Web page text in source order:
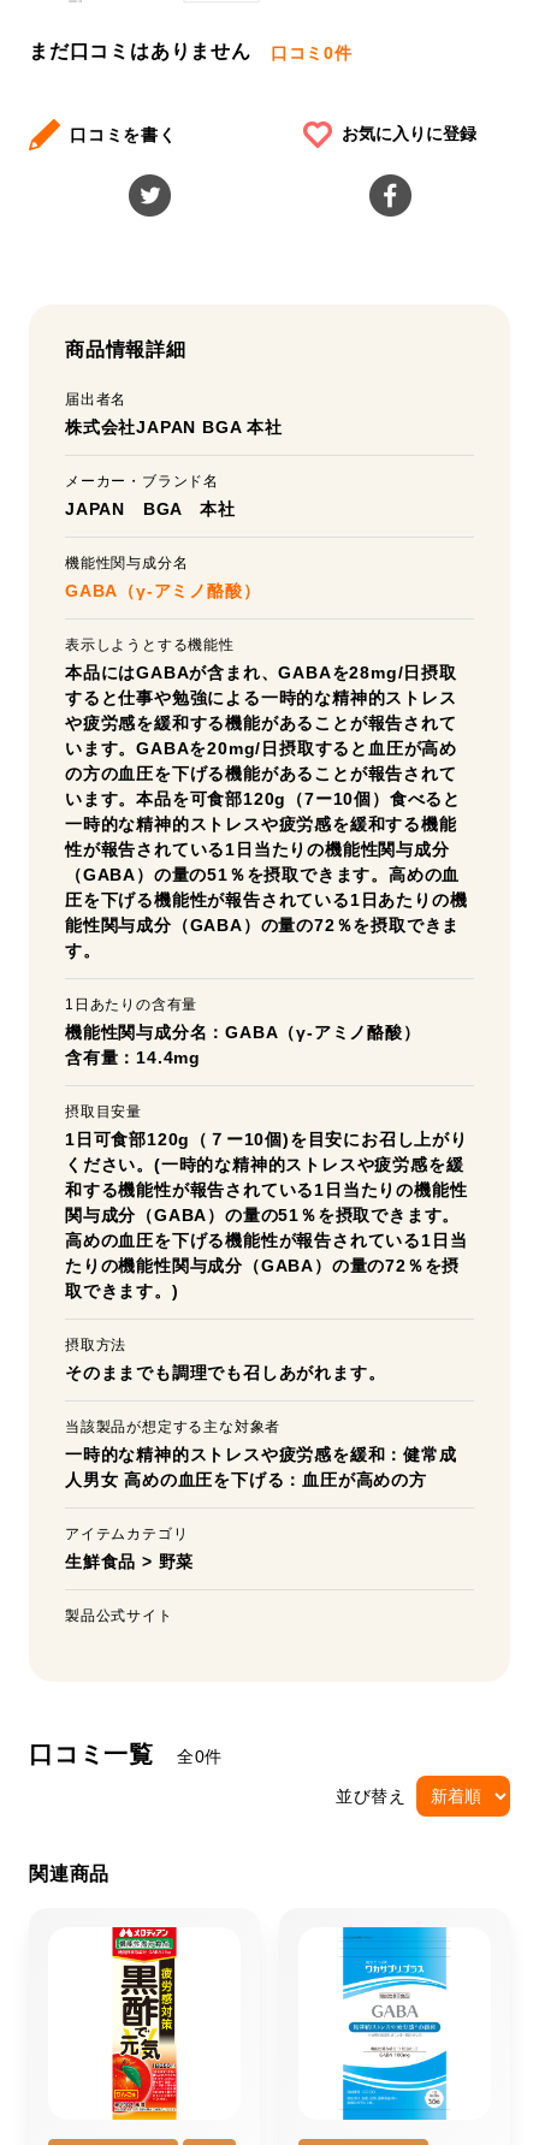
まだ口コミはありません 口コミ0件
口コミを書く お気に入りに登録
商品情報詳細
届出者名
株式会社JAPAN BGA 本社
メーカー・ブランド名
JAPAN BGA 本社
機能性関与成分名
GABA（γ-アミノ酪酸）
表示しようとする機能性
本品にはGABAが含まれ、GABAを28mg/日摂取
すると仕事や勉強による一時的な精神的ストレス
や疲労感を緩和する機能があることが報告されて
います。GABAを20mg/日摂取すると血圧が高め
の方の血圧を下げる機能があることが報告されて
います。本品を可食部120g（7ー10個）食べると
一時的な精神的ストレスや疲労感を緩和する機能
性が報告されている1日当たりの機能性関与成分
（GABA）の量の51％を摂取できます。高めの血
圧を下げる機能性が報告されている1日あたりの機
能性関与成分（GABA）の量の72％を摂取できま
す。
1日あたりの含有量
機能性関与成分名：GABA（γ-アミノ酪酸）
含有量：14.4mg
摂取目安量
1日可食部120g（７ー10個)を目安にお召し上がり
ください。(一時的な精神的ストレスや疲労感を緩
和する機能性が報告されている1日当たりの機能性
関与成分（GABA）の量の51％を摂取できます。
高めの血圧を下げる機能性が報告されている1日当
たりの機能性関与成分（GABA）の量の72％を摂
取できます。)
摂取方法
そのままでも調理でも召しあがれます。
当該製品が想定する主な対象者
一時的な精神的ストレスや疲労感を緩和：健常成
人男女 高めの血圧を下げる：血圧が高めの方
アイテムカテゴリ
生鮮食品 > 野菜
製品公式サイト
口コミ一覧 全0件
並び替え
関連商品